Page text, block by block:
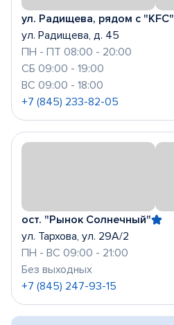
ул. Радищева, рядом с "KFC"
ул. Радищева, д. 45
ПН - ПТ 08:00 - 20:00
СБ 09:00 - 19:00
ВС 09:00 - 18:00
+7 (845) 233-82-05
ост. "Рынок Солнечный"
ул. Тархова, ул. 29А/2
ПН - ВС 09:00 - 21:00
Без выходных
+7 (845) 247-93-15